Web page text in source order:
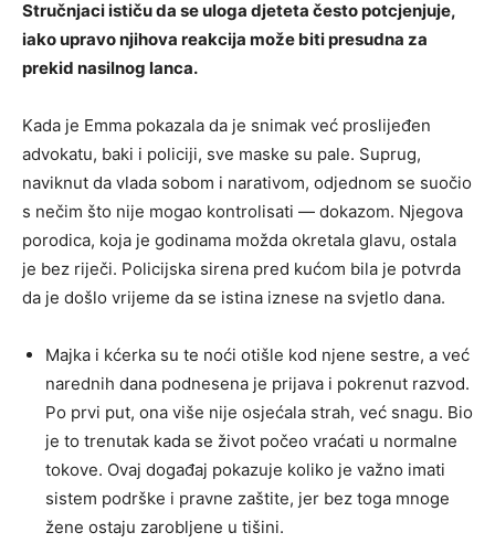
Stručnjaci ističu da se uloga djeteta često potcjenjuje,
iako upravo njihova reakcija može biti presudna za
prekid nasilnog lanca.
Kada je Emma pokazala da je snimak već proslijeđen
advokatu, baki i policiji, sve maske su pale. Suprug,
naviknut da vlada sobom i narativom, odjednom se suočio
s nečim što nije mogao kontrolisati — dokazom. Njegova
porodica, koja je godinama možda okretala glavu, ostala
je bez riječi. Policijska sirena pred kućom bila je potvrda
da je došlo vrijeme da se istina iznese na svjetlo dana.
Majka i kćerka su te noći otišle kod njene sestre, a već
narednih dana podnesena je prijava i pokrenut razvod.
Po prvi put, ona više nije osjećala strah, već snagu. Bio
je to trenutak kada se život počeo vraćati u normalne
tokove. Ovaj događaj pokazuje koliko je važno imati
sistem podrške i pravne zaštite, jer bez toga mnoge
žene ostaju zarobljene u tišini.